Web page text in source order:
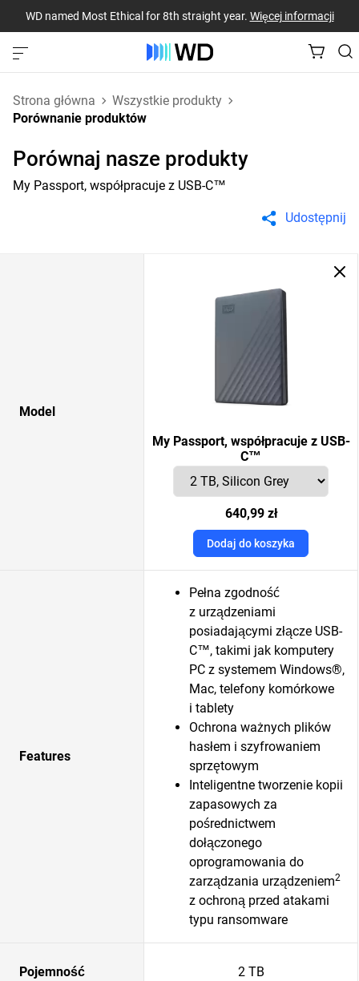
WD named Most Ethical for 8th straight year. Więcej informacji
Strona główna
Wszystkie produkty
Porównanie produktów
Porównaj nasze produkty
My Passport, współpracuje z USB-C™
Udostępnij
Model
My Passport, współpracuje z USB-
C™
640,99 zł
Dodaj do koszyka
Features
Pełna zgodność
z urządzeniami
posiadającymi złącze USB-
C™, takimi jak komputery
PC z systemem Windows®,
Mac, telefony komórkowe
i tablety
Ochrona ważnych plików
hasłem i szyfrowaniem
sprzętowym
Inteligentne tworzenie kopii
zapasowych za
pośrednictwem
dołączonego
oprogramowania do
zarządzania urządzeniem2
z ochroną przed atakami
typu ransomware
Pojemność 2 TB